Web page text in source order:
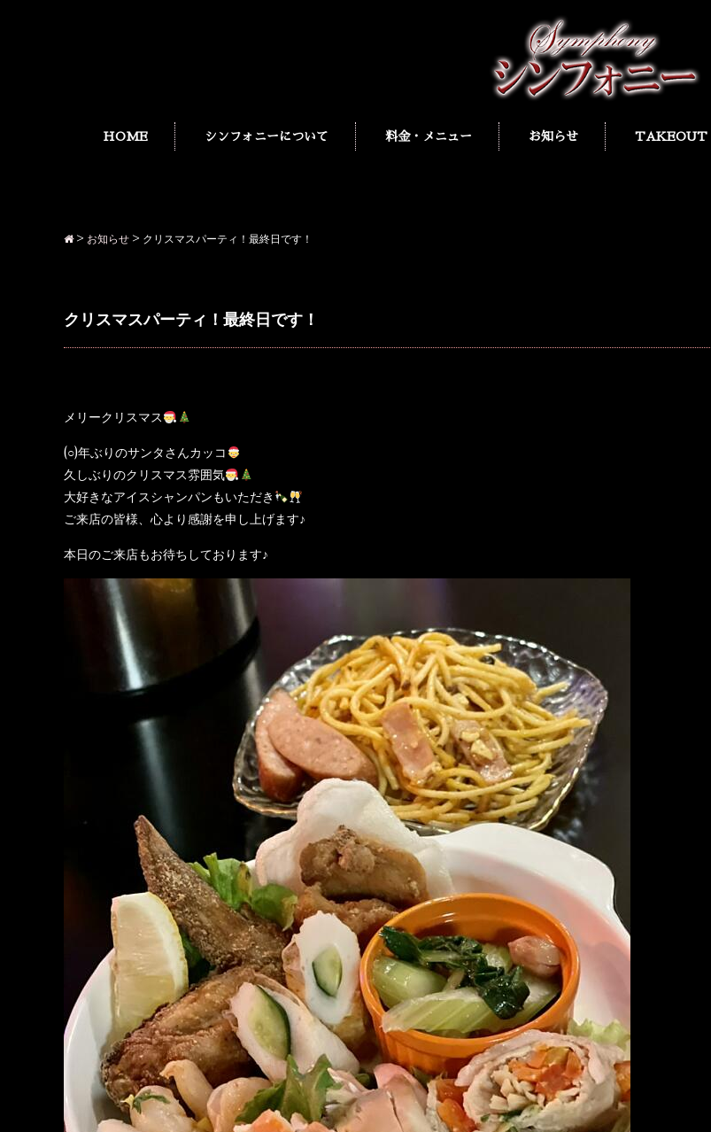
HOME シンフォニーについて 料金・メニュー お知らせ TAKEOUT
> お知らせ > クリスマスパーティ！最終日です！
クリスマスパーティ！最終日です！
メリークリスマス
(○)年ぶりのサンタさんカッコ
久しぶりのクリスマス雰囲気
大好きなアイスシャンパンもいただき
ご来店の皆様、心より感謝を申し上げます♪
本日のご来店もお待ちしております♪